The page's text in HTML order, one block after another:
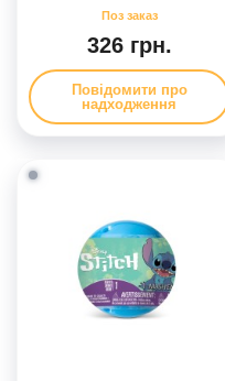
326 грн.
Повідомити про
надходження